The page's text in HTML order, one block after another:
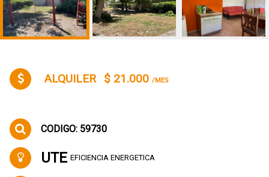
ALQUILER $ 21.000 /MES
CODIGO: 59730
UTE EFICIENCIA ENERGETICA